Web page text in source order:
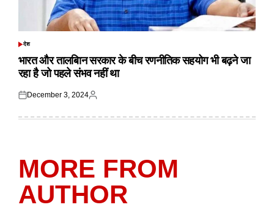
POSTED
देश
भारत और तालबिान सरकार के बीच रणनीतिक सहयोग भी बढ़ने जा
रहा है जो पहले संभव नहीं था
Posted
December 3, 2024
Posted
MORE FROM
AUTHOR